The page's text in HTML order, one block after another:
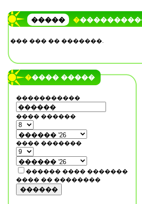
�����
��� ��� �� �������.
����� �����
�����������
���� ������
���� �������
������ ���� �������
���� �� ��������
������